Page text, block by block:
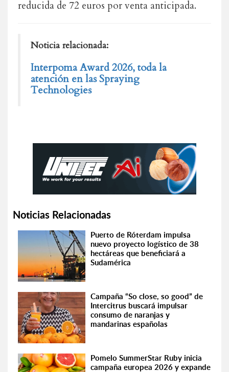
reducida de 72 euros por venta anticipada.
Noticia relacionada:
Interpoma Award 2026, toda la
atención en las Spraying
Technologies
Noticias Relacionadas
Puerto de Róterdam impulsa
nuevo proyecto logístico de 38
hectáreas que beneficiará a
Sudamérica
Campaña “So close, so good” de
Intercitrus buscará impulsar
consumo de naranjas y
mandarinas españolas
Pomelo SummerStar Ruby inicia
campaña europea 2026 y expande